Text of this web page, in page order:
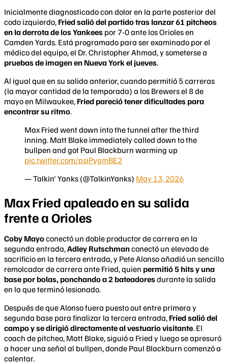
Inicialmente diagnosticado con dolor en la parte posterior del
codo izquierdo, Fried salió del partido tras lanzar 61 pitcheos
en la derrota de los Yankees por 7-0 ante los Orioles en
Camden Yards. Está programado para ser examinado por el
médico del equipo, el Dr. Christopher Ahmad, y someterse a
pruebas de imagen en Nueva York el jueves.
Al igual que en su salida anterior, cuando permitió 5 carreras
(la mayor cantidad de la temporada) a los Brewers el 8 de
mayo en Milwaukee, Fried pareció tener dificultades para
encontrar su ritmo.
Max Fried went down into the tunnel after the third
inning. Matt Blake immediately called down to the
bullpen and got Paul Blackburn warming up
pic.twitter.com/psiPvgmBE2
— Talkin' Yanks (@TalkinYanks) May 13, 2026
Max Fried apaleado en su salida
frente a Orioles
Coby Mayoconectó un doble productor de carrera en la
segunda entrada,Adley Rutschmanconectó un elevado de
sacrificio en la tercera entrada, y Pete Alonso añadió un sencillo
remolcador de carrera ante Fried, quien permitió 5 hits y una
base por bolas, ponchando a 2 bateadoresdurante la salida
en la que terminó lesionado.
Después de que Alonso fuera puesto out entre primera y
segunda base para finalizar la tercera entrada, Fried salió del
campo y se dirigió directamente al vestuario visitante. El
coach de pitcheo, Matt Blake, siguió a Fried y luego se apresuró
a hacer una señal al bullpen, donde Paul Blackburn comenzó a
calentar.